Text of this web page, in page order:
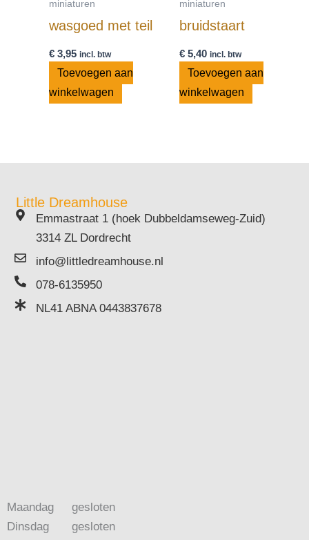
miniaturen
wasgoed met teil
€ 3,95 incl. btw
Toevoegen aan
winkelwagen
miniaturen
bruidstaart
€5,40 incl. btw
Toevoegen aan
winkelwagen
Little Dreamhouse
Emmastraat 1 (hoek Dubbeldamseweg-Zuid)
3314 ZL Dordrecht
info@littledreamhouse.nl
078-6135950
NL41 ABNA 0443837678
Maandag
Dinsdag
gesloten
gesloten